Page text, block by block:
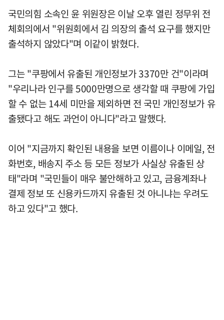
국민의힘 소속인 윤 위원장은 이날 오후 열린 정무위 전
체회의에서 "위원회에서 김 의장의 출석 요구를 했지만
출석하지 않았다"며 이같이 밝혔다.
그는 "쿠팡에서 유출된 개인정보가 3370만 건"이라며
"우리나라 인구를 5000만명으로 생각할 때 쿠팡에 가입
할 수 없는 14세 미만을 제외하면 전 국민 개인정보가 유
출됐다고 해도 과언이 아니다"라고 말했다.
이어 "지금까지 확인된 내용을 보면 이름이나 이메일, 전
화번호, 배송지 주소 등 모든 정보가 사실상 유출된 상
태"라며 "국민들이 매우 불안해하고 있고, 금융계좌나
결제 정보 또 신용카드까지 유출된 것 아니냐는 우려도
하고 있다"고 했다.